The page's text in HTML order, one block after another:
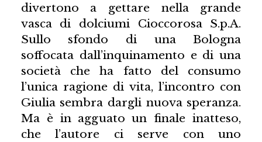
divertono a gettare nella grande
vasca di dolciumi Cioccorosa S.p.A.
Sullo sfondo di una Bologna
soffocata dall’inquinamento e di una
società che ha fatto del consumo
l’unica ragione di vita, l’incontro con
Giulia sembra dargli nuova speranza.
Ma è in agguato un finale inatteso,
che l’autore ci serve con uno